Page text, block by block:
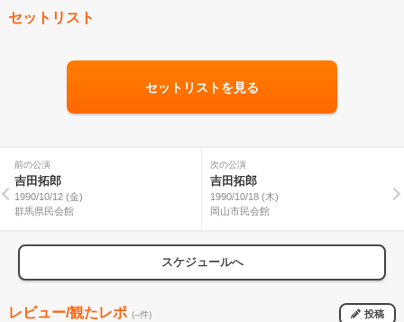
セットリスト
セットリストを見る
前の公演
吉田拓郎
1990/10/12 (金)
群馬県民会館
次の公演
吉田拓郎
1990/10/18 (木)
岡山市民会館
スケジュールへ
レビュー/観たレポ (--件) 投稿